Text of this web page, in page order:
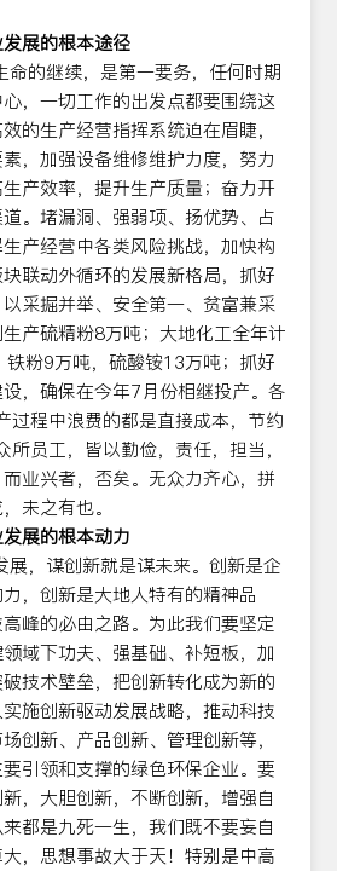
展的根本途径
的继续，是第一要务，任何时期
，一切工作的出发点都要围绕这
的生产经营指挥系统迫在眉睫，
，加强设备维修维护力度，努力
产效率，提升生产质量；奋力开
。堵漏洞、强弱项、扬优势、占
产经营中各类风险挑战，加快构
联动外循环的发展新格局，抓好
采掘并举、安全第一、贫富兼采
产硫精粉8万吨；大地化工全年计
粉9万吨，硫酸铵13万吨；抓好
，确保在今年7月份相继投产。各
过程中浪费的都是直接成本，节约
所员工，皆以勤俭，责任，担当，
业兴者，否矣。无众力齐心，拼
未之有也。
展的根本动力
，谋创新就是谋未来。创新是企
，创新是大地人特有的精神品
峰的必由之路。为此我们要坚定
域下功夫、强基础、补短板，加
技术壁垒，把创新转化成为新的
施创新驱动发展战略，推动科技
创新、产品创新、管理创新等，
引领和支撑的绿色环保企业。要
，大胆创新，不断创新，增强自
都是九死一生，我们既不要妄自
，思想事故大于天！特别是中高